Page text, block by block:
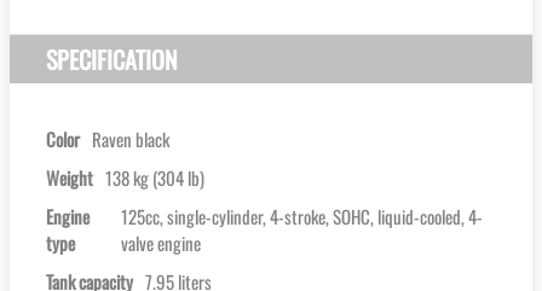
SPECIFICATION
Color Raven black
Weight 138 kg (304 lb)
Engine
type
125cc, single-cylinder, 4-stroke, SOHC, liquid-cooled, 4-
valve engine
Tank capacity 7.95 liters